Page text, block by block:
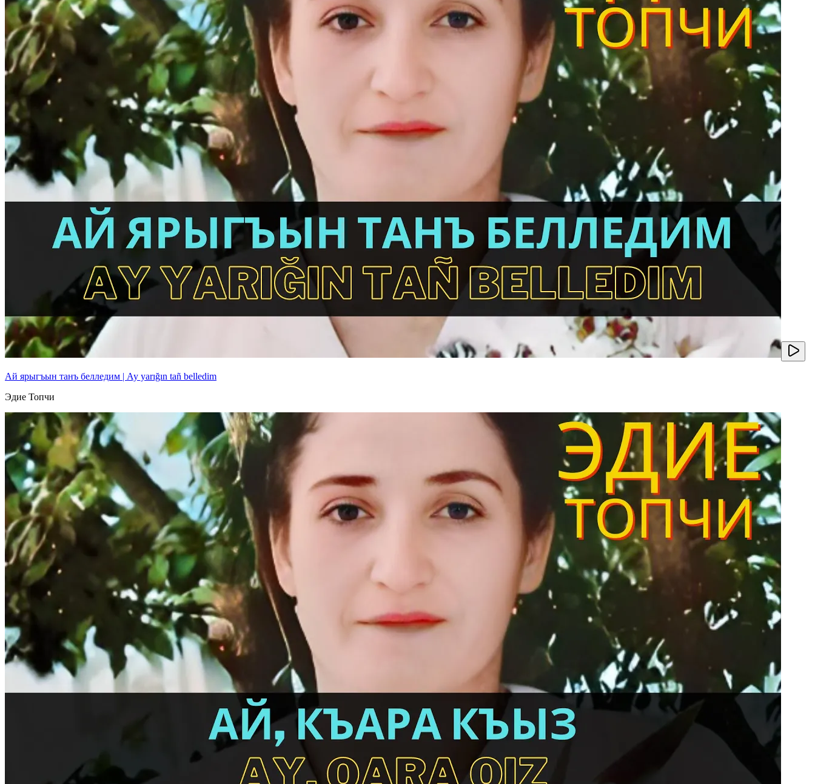
Ай ярыгъын танъ белледим | Ay yarığın tañ belledim
Эдие Топчи